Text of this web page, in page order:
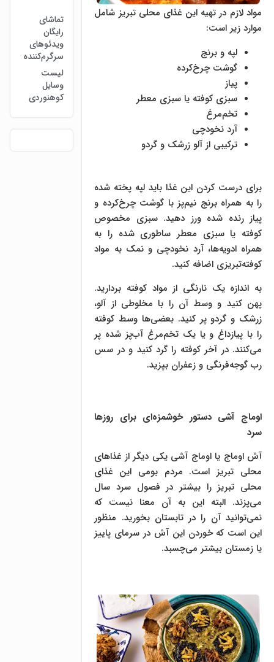
مواد لازم در تهیه این غذای محلی تبریز شامل
موارد زیر است:
لپه‌ و برنج
گوشت چرخ‌کرده
پیاز
سبزی کوفته یا سبزی معطر
تخم‌مرغ
آرد نخودچی
ترکیبی از آلو زرشک و گردو
برای درست کردن این غذا باید لپه پخته شده
را به همراه برنج نیم‌پز با گوشت چرخ‌کرده و
پیاز رنده شده ورز دهید. سبزی مخصوص
کوفته یا سبزی معطر ساطوری شده را به
همراه ادویه‌ها، آرد نخودچی و نمک به مواد
کوفته‌تبریزی اضافه کنید.
به اندازه یک نارنگی از مواد کوفته بردارید.
پهن کنید و وسط آن را با مخلوطی از آلو،
زرشک و گردو پر کنید. بعضی‌ها وسط کوفته
را با پیازداغ و یا یک تخم‌مرغ آب‌پز شده پر
می‌کنند. در آخر کوفته را گرد کنید و در سس
رب گوجه‌فرنگی و زعفران بپزید.
اوماج آشی دستور خوشمزه‌ای برای روزها
سرد
آش اوماج یا اوماج آشی یکی دیگر از غذاهای
محلی تبریز است. مردم بومی این غذای
محلی تبریز را بیشتر در فصول سرد سال
می‌پزند. البته این به آن معنا نیست که
نمی‌توانید آن را در تابستان بخورید. منظور
این است که خوردن این آش در سرمای پاییز
یا زمستان بیشتر می‌چسبد.
تماشای
رایگان
ویدئوهای
سرگرم‌کننده
لیست
وسایل
کوهنوردی